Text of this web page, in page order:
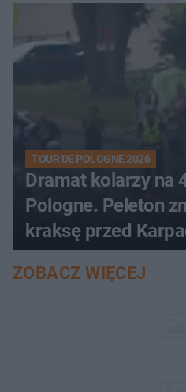
TOUR DE POLOGNE 2026
Dramat kolarzy na
Pologne. Peleton
kraksę przed
ZOBACZ WIĘCEJ